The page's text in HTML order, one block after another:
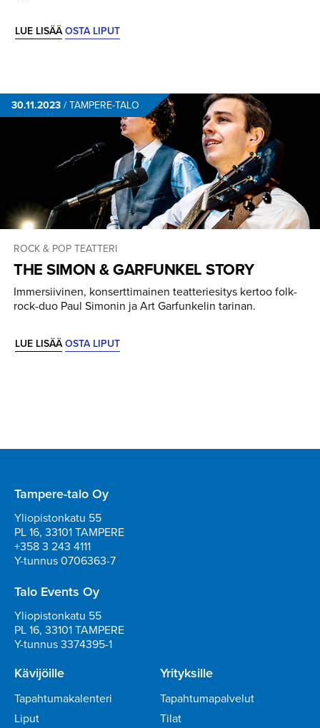
LUE LISÄÄOSTA LIPUT
30.11.2023/TAMPERE-TALO
ROCK & POPTEATTERI
THE SIMON & GARFUNKEL STORY
Immersiivinen, konserttimainen teatteriesitys kertoo folk-
rock-duo Paul Simonin ja Art Garfunkelin tarinan.
LUE LISÄÄOSTA LIPUT
Tampere-talo Oy
Yliopistonkatu 55
PL 16, 33101 TAMPERE
+358 3 243 4111
Y-tunnus 0706363-7
Talo Events Oy
Yliopistonkatu 55
PL 16, 33101 TAMPERE
Y-tunnus 3374395-1
Kävijöille
Tapahtumakalenteri
Liput
Yrityksille
Tapahtumapalvelut
Tilat